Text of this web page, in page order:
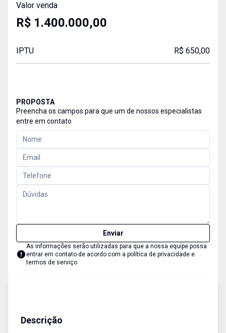
Valor venda
R$ 1.400.000,00
IPTU R$ 650,00
PROPOSTA
Preencha os campos para que um de nossos especialistas
entre em contato
Enviar
As informações serão utilizadas para que a nossa equipe possa
entrar em contato de acordo com a política de privacidade e
termos de serviço
Descrição